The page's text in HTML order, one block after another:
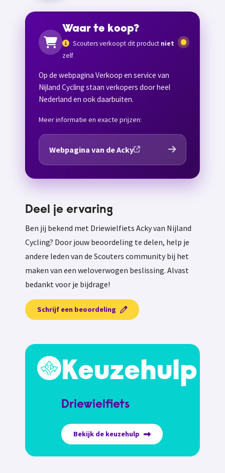
Waar te koop?
Scouters verkoopt dit product niet
zelf
Op de webpagina Verkoop en service van
Nijland Cycling staan verkopers door heel
Nederland en ook daarbuiten.
Meer informatie en exacte prijzen:
Webpagina van de Acky
Deel je ervaring
Ben jij bekend met Driewielfiets Acky van Nijland
Cycling? Door jouw beoordeling te delen, help je
andere leden van de Scouters community bij het
maken van een weloverwogen beslissing. Alvast
bedankt voor je bijdrage!
Schrijf een beoordeling
Keuzehulp
Driewielfiets
Bekijk de keuzehulp